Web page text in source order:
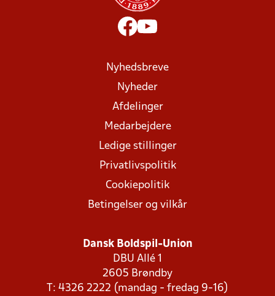
Nyhedsbreve
Nyheder
Afdelinger
Medarbejdere
Ledige stillinger
Privatlivspolitik
Cookiepolitik
Betingelser og vilkår
Dansk Boldspil-Union
DBU Allé 1
2605 Brøndby
T: 4326 2222 (mandag - fredag 9-16)